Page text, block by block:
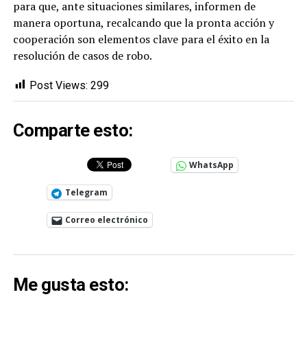
para que, ante situaciones similares, informen de
manera oportuna, recalcando que la pronta acción y
cooperación son elementos clave para el éxito en la
resolución de casos de robo.
Post Views: 299
Comparte esto:
WhatsApp
Telegram
Correo electrónico
Me gusta esto: